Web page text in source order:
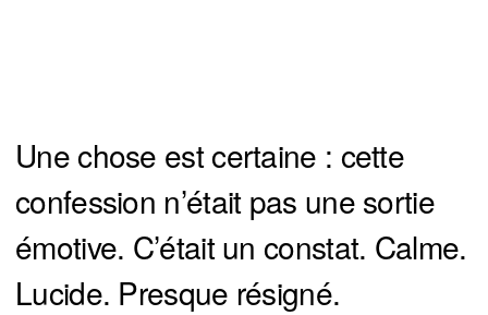
Une chose est certaine : cette
confession n’était pas une sortie
émotive. C’était un constat. Calme.
Lucide. Presque résigné.